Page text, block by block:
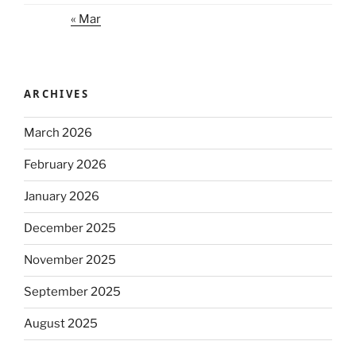
« Mar
ARCHIVES
March 2026
February 2026
January 2026
December 2025
November 2025
September 2025
August 2025